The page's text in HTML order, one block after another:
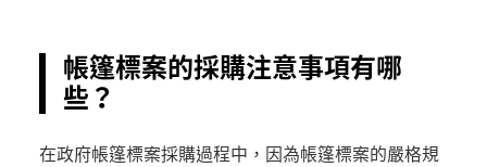
帳篷標案的採購注意事項有哪
些？
在政府帳篷標案採購過程中，因為帳篷標案的嚴格規